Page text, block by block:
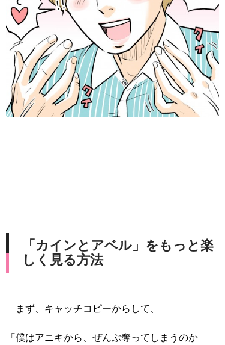
「カインとアベル」をもっと楽
しく見る方法
まず、キャッチコピーからして、
「僕はアニキから、ぜんぶ奪ってしまうのか